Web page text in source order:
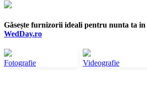
Găsește furnizorii ideali pentru nunta ta in
WedDay.ro
Fotografie Videografie